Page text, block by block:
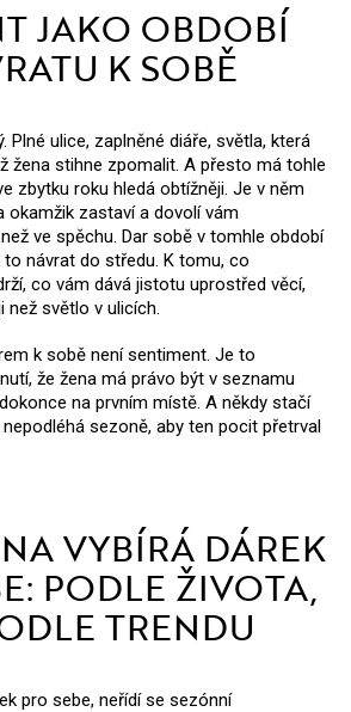
JAKO OBDOBÍ
K SOBĚ
Plné ulice, zaplněné diáře, světla, která
žena stihne zpomalit. A přesto má tohle
zbytku roku hledá obtížněji. Je v něm
okamžik zastaví a dovolí vám
ve spěchu. Dar sobě v tomhle období
návrat do středu. K tomu, co
co vám dává jistotu uprostřed věcí,
než světlo v ulicích.
k sobě není sentiment. Je to
že žena má právo být v seznamu
na prvním místě. A někdy stačí
sezoně, aby ten pocit přetrval
VYBÍRÁ DÁREK
PODLE ŽIVOTA,
TRENDU
pro sebe, neřídí se sezónní